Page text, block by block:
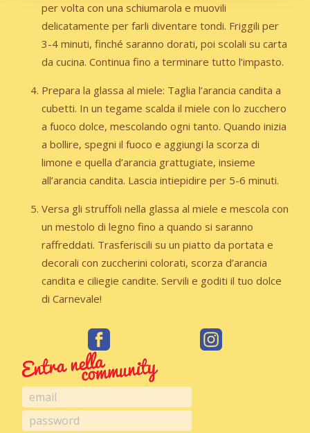
per volta con una schiumarola e muovili
delicatamente per farli diventare tondi. Friggili per
3-4 minuti, finché saranno dorati, poi scolali su carta
da cucina. Continua fino a terminare tutto l’impasto.
Prepara la glassa al miele: Taglia l’arancia candita a
cubetti. In un tegame scalda il miele con lo zucchero
a fuoco dolce, mescolando ogni tanto. Quando inizia
a bollire, spegni il fuoco e aggiungi la scorza di
limone e quella d’arancia grattugiate, insieme
all’arancia candita. Lascia intiepidire per 5-6 minuti.
Versa gli struffoli nella glassa al miele e mescola con
un mestolo di legno fino a quando si saranno
raffreddati. Trasferiscili su un piatto da portata e
decorali con zuccherini colorati, scorza d’arancia
candita e ciliegie candite. Servili e goditi il tuo dolce
di Carnevale!